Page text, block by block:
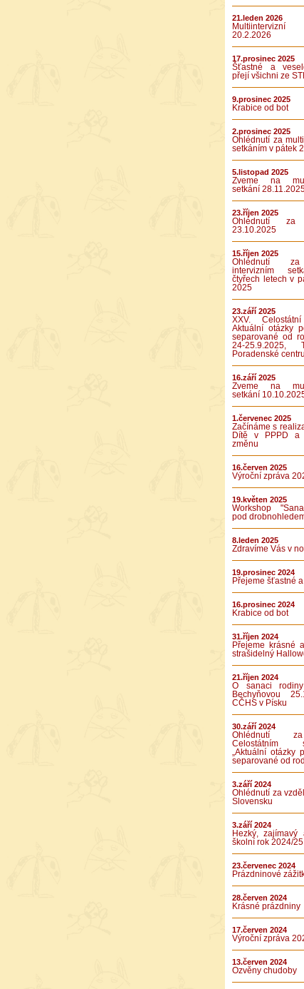
21.leden 2026
20.2.2026
17.prosinec 2025
Šťastné a
přejí všichni ze
9.prosinec 2025
Krabice od bot
2.prosinec 2025
Ohlédnutí za
setkáním v pátek
5.listopad 2025
Zveme na
setkání
23.říjen 2025
Ohlédnutí za
23.10.2025
15.říjen 2025
Ohlédnutí
intervizním
čtyřech letech v
2025
23.září 2025
XXV.
Aktuální otázky
separované od
24-25.9.2025,
Poradenské
16.září 2025
Zveme na
setkání
1.červenec 2025
Začínáme s
Dítě v PPPD a
změnu
16.červen 2025
Výroční zpráva
19.květen 2025
Workshop
pod
8.leden 2025
Zdravíme Vás v
19.prosinec 2024
Přejeme šťastné a
16.prosinec 2024
Krabice od bot
31.říjen 2024
Přejeme krásné
strašidelný
21.říjen 2024
O sanaci
Bechyňovou
CČHS v Písku
30.září 2024
Ohlédnutí
Celostátním
„Aktuální otázky
separované od
3.září 2024
Ohlédnutí za
Slovensku
3.září 2024
Hezký, zajímavý
školní rok 2024/25
23.červenec 2024
Prázdninové
28.červen 2024
Krásné prázdniny
17.červen 2024
Výroční zpráva
13.červen 2024
Ozvěny chudoby